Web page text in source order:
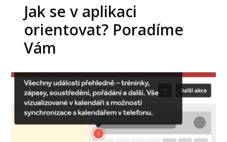
Jak se v aplikaci
orientovat? Poradíme
Vám